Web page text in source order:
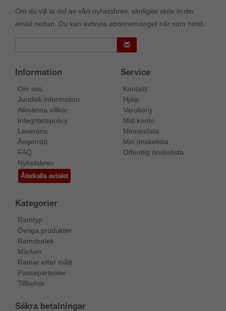
Om du vill ta del av vårt nyhetsbrev, vänligen skriv in din
email nedan. Du kan avbryta abonnemanget när som helst.
Information
Om oss
Juridisk information
Allmänna villkor
Integritetspolicy
Leverans
Ångerrätt
FAQ
Nyhetsbrev
Återkalla avtalet
Service
Kontakt
Hjälp
Varukorg
Mitt konto
Minneslista
Min önskelista
Offentlig önskelista
Kategorier
Ramtyp
Övriga produkter
Ramstorlek
Märken
Ramar efter mått
Passepartouter
Tillbehör
Säkra betalningar